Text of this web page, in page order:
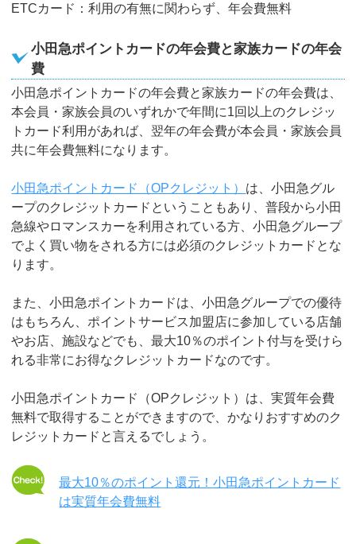
ETCカード：利用の有無に関わらず、年会費無料
小田急ポイントカードの年会費と家族カードの年会
費
小田急ポイントカードの年会費と家族カードの年会費は、
本会員・家族会員のいずれかで年間に1回以上のクレジッ
トカード利用があれば、翌年の年会費が本会員・家族会員
共に年会費無料になります。
小田急ポイントカード（OPクレジット） は、小田急グル
ープのクレジットカードということもあり、普段から小田
急線やロマンスカーを利用されている方、小田急グループ
でよく買い物をされる方には必須のクレジットカードとな
ります。
また、小田急ポイントカードは、小田急グループでの優待
はもちろん、ポイントサービス加盟店に参加している店舗
やお店、施設などでも、最大10％のポイント付与を受けら
れる非常にお得なクレジットカードなのです。
小田急ポイントカード（OPクレジット）は、実質年会費
無料で取得することができますので、かなりおすすめのク
レジットカードと言えるでしょう。
最大10％のポイント還元！小田急ポイントカード
は実質年会費無料